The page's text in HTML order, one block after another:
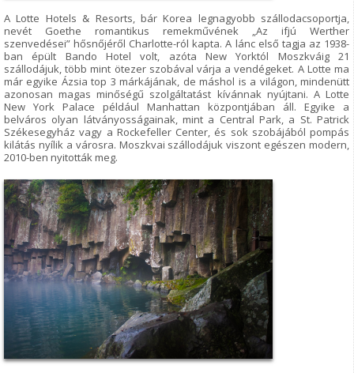
A Lotte Hotels & Resorts, bár Korea legnagyobb szállodacsoportja,
nevét Goethe romantikus remekművének „Az ifjú Werther
szenvedései” hősnőjéről Charlotte-ról kapta. A lánc első tagja az 1938-
ban épült Bando Hotel volt, azóta New Yorktól Moszkváig 21
szállodájuk, több mint ötezer szobával várja a vendégeket. A Lotte ma
már egyike Ázsia top 3 márkájának, de máshol is a világon, mindenütt
azonosan magas minőségű szolgáltatást kívánnak nyújtani. A Lotte
New York Palace például Manhattan központjában áll. Egyike a
belváros olyan látványosságainak, mint a Central Park, a St. Patrick
Székesegyház vagy a Rockefeller Center, és sok szobájából pompás
kilátás nyílik a városra. Moszkvai szállodájuk viszont egészen modern,
2010-ben nyitották meg.